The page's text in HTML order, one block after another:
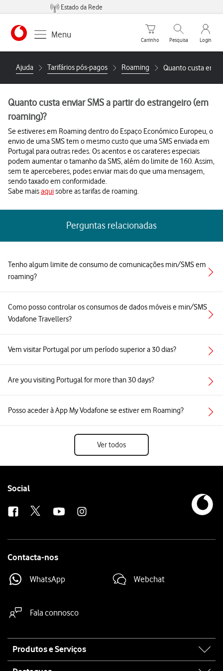
Estado da Rede
https://www.vodafone.pt
Menu
Carrinho de compras
Carrinho
Pesquisar
Pesquisa
My
Login
Ajuda Tarifários pós-pagos Roaming Quanto custa
Quanto custa enviar SMS a partir do estrangeiro (em
roaming)?
Se estiveres em Roaming dentro do Espaço Económico Europeu, o
envio de uma SMS tem o mesmo custo que uma SMS enviada em
Portugal para outras redes. Os acentos e os carateres especiais
podem aumentar o tamanho da SMS, além do limite de 160. Assim,
sem te aperceberes, podes enviar mais do que uma mensagem,
sendo taxado em conformidade.
Sabe maisaquisobre as tarifas de roaming.
Perguntas relacionadas
Tenho algum limite de consumo de comunicações min/SMS em
roaming?
Como posso controlar os consumos de dados móveis e min/SMS
Vodafone Travellers?
Vem visitar Portugal por um período superior a 30 dias?
Are you visiting Portugal for more than 30 days?
Posso aceder à App My Vodafone se estiver em Roaming?
Ver todos
Follow
Social
Contacta-nos
WhatsApp Webchat
Fala connosco
map
Produtos e Serviços